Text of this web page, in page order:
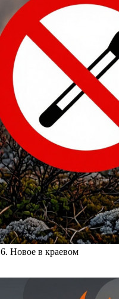
Новое в краевом